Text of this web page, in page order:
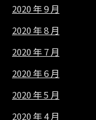
2020 年 9 月
2020 年 8 月
2020 年 7 月
2020 年 6 月
2020 年 5 月
2020 年 4 月